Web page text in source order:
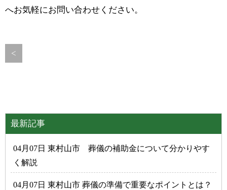
へお気軽にお問い合わせください。
<
最新記事
04月07日 東村山市 葬儀の補助金について分かりやす
く解説
04月07日 東村山市 葬儀の準備で重要なポイントとは？